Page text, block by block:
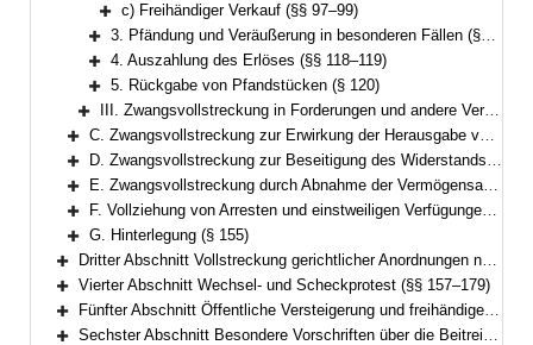
Bereich erweitern
c) Freihändiger Verkauf (§§ 97–99)
Bereich erweitern
3. Pfändung und Veräußerung in besonderen Fällen (§§ 100–117)
Bereich erweitern
4. Auszahlung des Erlöses (§§ 118–119)
Bereich erweitern
5. Rückgabe von Pfandstücken (§ 120)
Bereich erweitern
III. Zwangsvollstreckung in Forderungen und andere Vermögensrechte (§§ 121–126)
Bereich erweitern
C. Zwangsvollstreckung zur Erwirkung der Herausgabe von Sachen (§§ 127–132)
Bereich erweitern
D. Zwangsvollstreckung zur Beseitigung des Widerstands des Schuldners gegen Handlungen, die er nach den §§ 887, 890 ZPO zu dulden hat, oder zur Beseitigung von Zuwiderhandlungen des Schuldners gegen eine Unterlassungsverpflichtung aus einer Anordnung nach § 1 GewSchG (§ 96 FamFG) (§§ 133–134)
Bereich erweitern
E. Zwangsvollstreckung durch Abnahme der Vermögensauskunft gemäß § 802c, der eidesstattlichen Versicherung gemäß § 836 Absatz 3 oder § 883 Absatz 2 ZPO oder § 94 FamFG und durch Haft; Vorführung von Parteien und Zeugen (§§ 135–151)
Bereich erweitern
F. Vollziehung von Arresten und einstweiligen Verfügungen (§§ 152–154)
Bereich erweitern
G. Hinterlegung (§ 155)
Bereich erweitern
Dritter Abschnitt Vollstreckung gerichtlicher Anordnungen nach dem Gesetz über das Verfahren in Familiensachen und in den Angelegenheiten der freiwilligen Gerichtsbarkeit (§ 156)
Bereich erweitern
Vierter Abschnitt Wechsel- und Scheckprotest (§§ 157–179)
Bereich erweitern
Fünfter Abschnitt Öffentliche Versteigerung und freihändiger Verkauf außerhalb der Zwangsvollstreckung (§§ 180–195)
Sechster Abschnitt Besondere Vorschriften über die Beitreibung nach dem Justizbeitreibungsgesetz und im Verwaltungsvollstreckungsverfahren (§§ 196–199)